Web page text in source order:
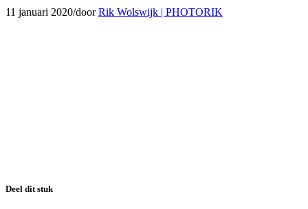
11 januari 2020/doorRik Wolswijk | PHOTORIK
Deel dit stuk